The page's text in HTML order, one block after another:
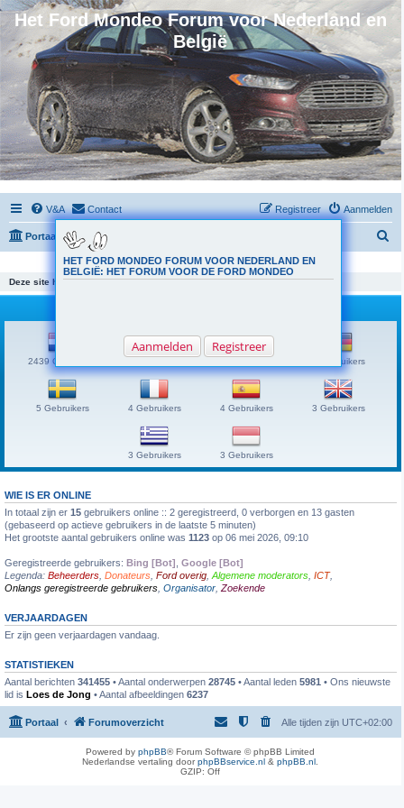
Het Ford Mondeo Forum voor Nederland en
België
V&A Contact Aanmelden
Registreer
Portaal Forumoverzicht
k
HET FORD MONDEO FORUM VOOR NEDERLAND EN
BELGIË: HET FORUM VOOR DE FORD MONDEO
Aanmelden Registreer
Het is momenteel 08 aug 2026, 15:29
Deze site heeft geen forums.
2439 Gebruikers 5 Gebruikers
5 Gebruikers 4 Gebruikers 4 Gebruikers 3 Gebruikers
3 Gebruikers 3 Gebruikers
WIE IS ER ONLINE
In totaal zijn er 15 gebruikers online :: 2 geregistreerd, 0 verborgen en 13 gasten
(gebaseerd op actieve gebruikers in de laatste 5 minuten)
Het grootste aantal gebruikers online was 1123 op 06 mei 2026, 09:10
Geregistreerde gebruikers: Bing [Bot] Google [Bot]
Legenda: Beheerders Donateurs Ford overig Algemene moderators ICT,
Onlangs geregistreerde gebruikers Organisator Zoekende
VERJAARDAGEN
Er zijn geen verjaardagen vandaag.
STATISTIEKEN
Aantal berichten 341455 • Aantal onderwerpen 28745 • Aantal leden 5981 • Ons nieuwste
lid is Loes de Jong • Aantal afbeeldingen 6237
Portaal Forumoverzicht Alle tijden zijn UTC+02:00
Powered byphpBB® Forum Software © phpBB Limited
Nederlandse vertaling doorphpBBservice.nl &phpBB.nl
GZIP: Off